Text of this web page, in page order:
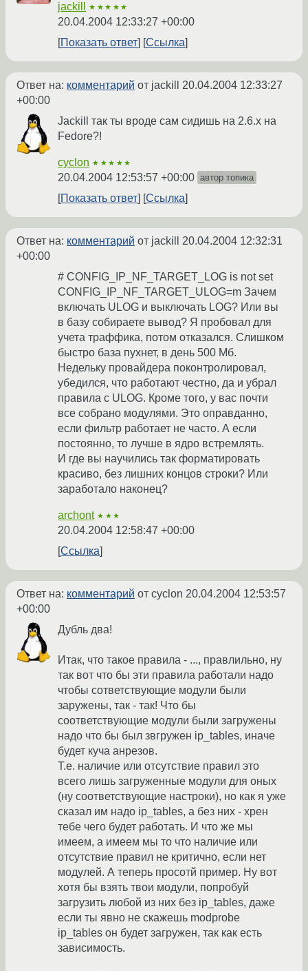
jackill ★★★★★
20.04.2004 12:33:27 +00:00
Показать ответ
Ссылка
Ответ на: комментарий от jackill 20.04.2004 12:33:27
+00:00
Jackill так ты вроде сам сидишь на 2.6.х на
Fedore?!
cyclon ★★★★★
20.04.2004 12:53:57 +00:00 автор топика
Показать ответ Ссылка
Ответ на: комментарий от jackill 20.04.2004 12:32:31
+00:00
# CONFIG_IP_NF_TARGET_LOG is not set
CONFIG_IP_NF_TARGET_ULOG=m Зачем
включать ULOG и выключать LOG? Или вы
в базу собираете вывод? Я пробовал для
учета траффика, потом отказался. Слишком
быстро база пухнет, в день 500 Мб.
Недельку провайдера поконтролировал,
убедился, что работают честно, да и убрал
правила с ULOG. Кроме того, у вас почти
все собрано модулями. Это оправданно,
если фильтр работает не часто. А если
постоянно, то лучше в ядро встремлять.
И где вы научились так форматировать
красиво, без лишних концов строки? Или
заработало наконец?
archont ★★★
20.04.2004 12:58:47 +00:00
Ссылка
Ответ на: комментарий от cyclon 20.04.2004 12:53:57
+00:00
Дубль два!
Итак, что такое правила - ..., правлильно, ну
так вот что бы эти правила работали надо
чтобы сответствующие модули были
заружены, так - так! Что бы
соответствующие модули были загружены
надо что бы был звгружен ip_tables, иначе
будет куча анрезов.
Т.е. наличие или отсутствие правил это
всего лишь загруженные модули для оных
(ну соответствующие настроки), но как я уже
сказал им надо ip_tables, а без них - хрен
тебе чего будет работать. И что же мы
имеем, а имеем мы то что наличие или
отсутствие правил не критично, если нет
модулей. А теперь просотй пример. Ну вот
хотя бы взять твои модули, попробуй
загрузить любой из них без ip_tables, даже
если ты явно не скажешь modprobe
ip_tables он будет загружен, так как есть
зависимость.